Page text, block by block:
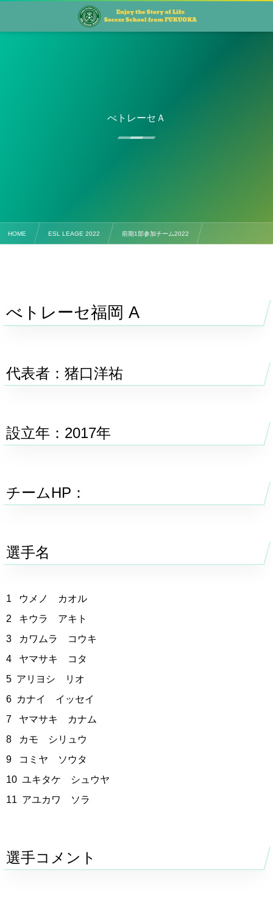
べトレーセＡ
HOME ESL LEAGE 2022 前期1部参加チーム2022
べトレーセ福岡 A
代表者：猪口洋祐
設立年：2017年
チームHP：
選手名
1 ウメノ カオル
2 キウラ アキト
3 カワムラ コウキ
4 ヤマサキ コタ
5 アリヨシ リオ
6 カナイ イッセイ
7 ヤマサキ カナム
8 カモ シリュウ
9 コミヤ ソウタ
10 ユキタケ シュウヤ
11 アユカワ ソラ
選手コメント